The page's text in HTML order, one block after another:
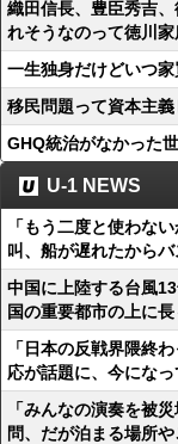
織田信長、豊臣秀吉
れそうなのって徳川
一生独身だけどいつ
移民問題って資本主
GHQ統治がなかった
U-1 NEWS
「もう二度と使わな
叫、船が遅れたから
中国に上陸する台風
国の重要都市の上に
「日本の反戦界隈終
応が話題に、今にな
「みんなの演奏を被
問、だが泊まる場所